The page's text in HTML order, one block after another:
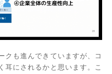
クも進んできていますが、コ
耳にされるかと思います。こ